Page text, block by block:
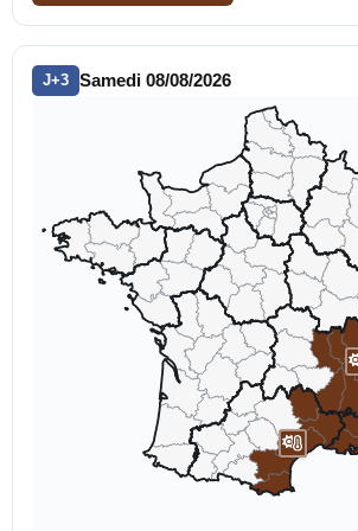
J+3 Samedi 08/08/2026